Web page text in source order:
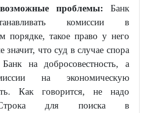
проблемы: Банк
комиссии в
порядке, такое право у него
значит, что суд в случае спора
на добросовестность, а
на экономическую
Как говорится, не надо
для поиска в